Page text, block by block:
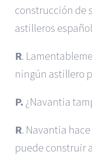
construcción de
astilleros
R.
ningún astillero
P. ¿Navantia
R. Navantia
puede construir